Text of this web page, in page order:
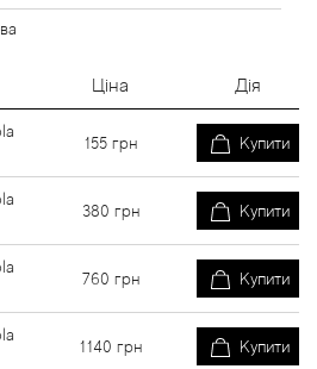
Ціна Дія
155 грн Купити
380 грн Купити
760 грн Купити
1140 грн Купити